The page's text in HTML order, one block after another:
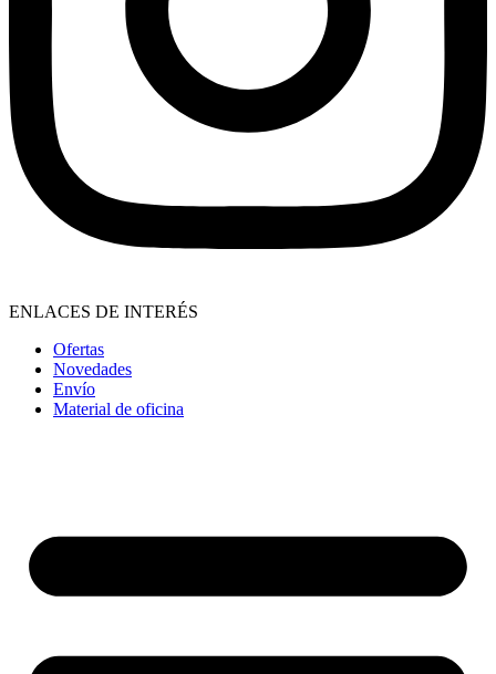
ENLACES DE INTERÉS
Ofertas
Novedades
Envío
Material de oficina